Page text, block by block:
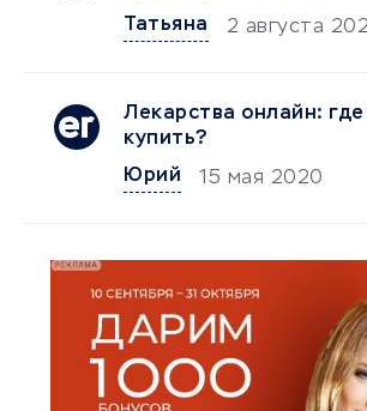
Татьяна
2 августа
Лекарства онлайн: где
купить?
Юрий
15 мая 2020